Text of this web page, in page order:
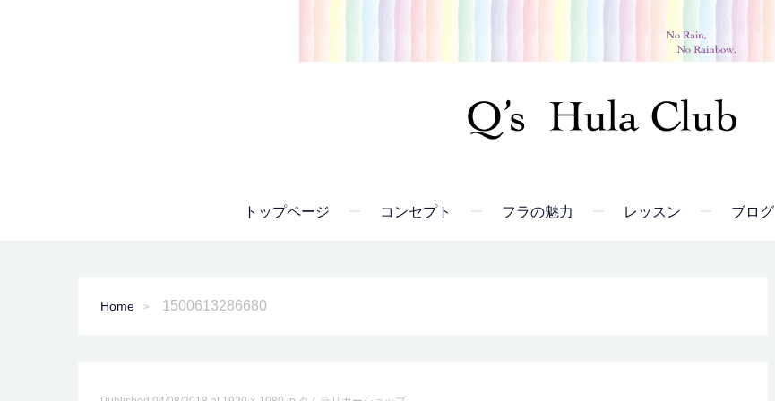
トップページ コンセプト フラの魅力 レッスン ブログ
Home 1500613286680